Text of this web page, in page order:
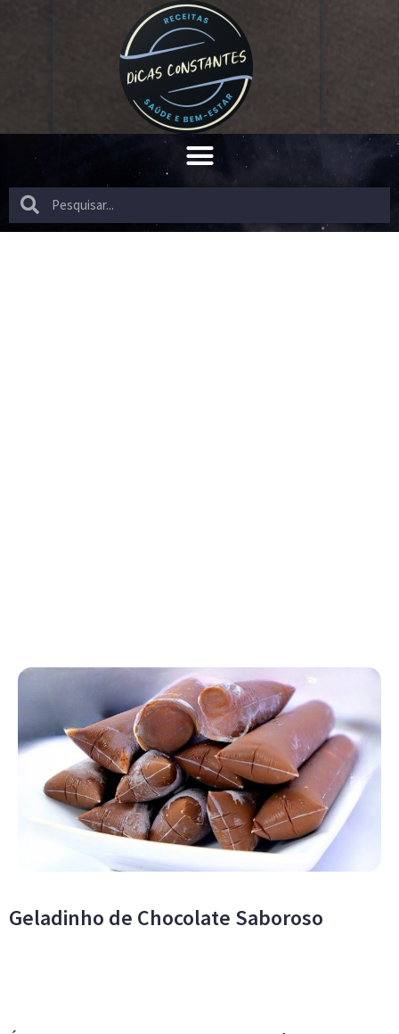
Geladinho de Chocolate Saboroso